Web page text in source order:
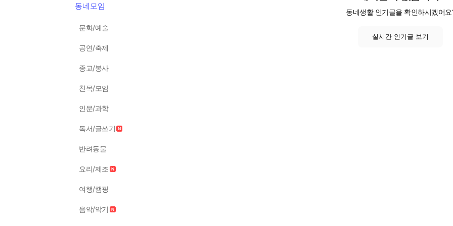
동네모임
문화/예술
공연/축제
종교/봉사
친목/모임
인문/과학
독서/글쓰기
반려동물
요리/제조
여행/캠핑
음악/악기
동네생활 인기글을 확인하시겠어요
실시간 인기글 보기